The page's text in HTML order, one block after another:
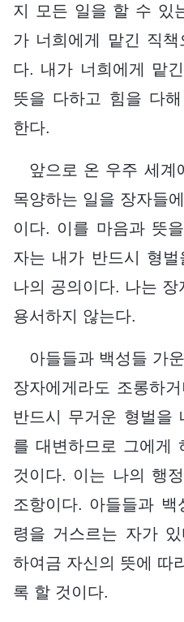
지 모든 일을 할 수 있
가 너희에게 맡긴 직
다. 내가 너희에게 맡
뜻을 다하고 힘을 다
한다.
앞으로 온 우주 세계
목양하는 일을 장자들
이다. 이를 마음과 뜻
자는 내가 반드시 형
나의 공의이다. 나는
용서하지 않는다.
아들들과 백성들 가
장자에게라도 조롱하
반드시 무거운 형벌을
를 대변하므로 그에게
것이다. 이는 나의 행
조항이다. 아들들과
령을 거스르는 자가
하여금 자신의 뜻에 따
록 할 것이다.